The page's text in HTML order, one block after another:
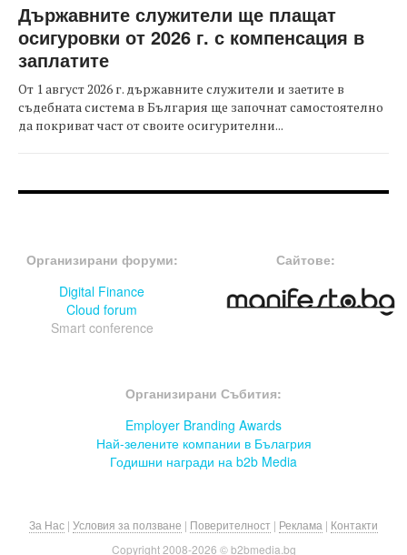
Държавните служители ще плащат
осигуровки от 2026 г. с компенсация в
заплатите
От 1 август 2026 г. държавните служители и заетите в
съдебната система в България ще започнат самостоятелно
да покриват част от своите осигурителни...
Организирани форуми:
Digital Finance
Cloud forum
Smart conference
Сайтове:
Организирани Събития:
Employer Branding Awards
Най-зелените компании в Бълагрия
Годишни награди на b2b Media
За Нас | Условия за ползване | Поверителност | Реклама | Контакти
Copyright 2008-2026 © b2bmedia.bg